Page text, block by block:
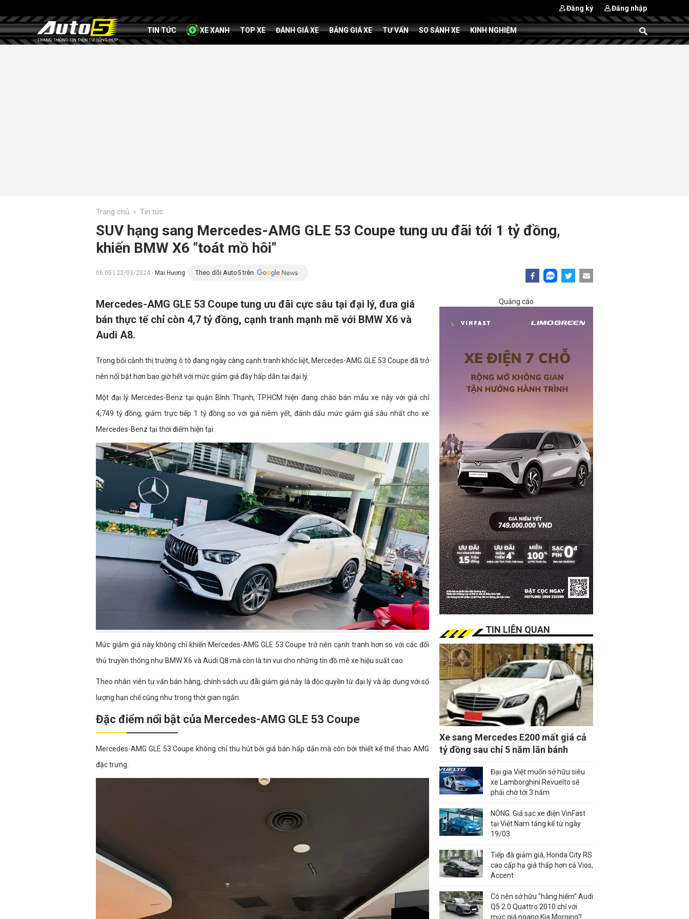
Đăng ký Đăng nhập
TIN TỨC XE XANH TOP XE ĐÁNH GIÁ XE BẢNG GIÁ XE TƯ VẤN SO SÁNH XE KINH NGHIỆM
Trang chủ › Tin tức
SUV hạng sang Mercedes-AMG GLE 53 Coupe tung ưu đãi tới 1 tỷ đồng,
khiến BMW X6 "toát mồ hôi"
06:05 | 22/03/2024 - Mai Hương Theo dõi Auto5 trên
Mercedes-AMG GLE 53 Coupe tung ưu đãi cực sâu tại đại lý, đưa giá
bán thực tế chỉ còn 4,7 tỷ đồng, cạnh tranh mạnh mẽ với BMW X6 và
Audi A8.
Trong bối cảnh thị trường ô tô đang ngày càng cạnh tranh khốc liệt, Mercedes-AMG GLE 53 Coupe đã trở
nên nổi bật hơn bao giờ hết với mức giảm giá đầy hấp dẫn tại đại lý.
Một đại lý Mercedes-Benz tại quận Bình Thạnh, TP.HCM hiện đang chào bán mẫu xe này với giá chỉ
4,749 tỷ đồng, giảm trực tiếp 1 tỷ đồng so với giá niêm yết, đánh dấu mức giảm giá sâu nhất cho xe
Mercedes-Benz tại thời điểm hiện tại.
Mức giảm giá này không chỉ khiến Mercedes-AMG GLE 53 Coupe trở nên cạnh tranh hơn so với các đối
thủ truyền thống như BMW X6 và Audi Q8 mà còn là tin vui cho những tín đồ mê xe hiệu suất cao.
Theo nhân viên tư vấn bán hàng, chính sách ưu đãi giảm giá này là độc quyền từ đại lý và áp dụng với số
lượng hạn chế cũng như trong thời gian ngắn.
Đặc điểm nổi bật của Mercedes-AMG GLE 53 Coupe
Mercedes-AMG GLE 53 Coupe không chỉ thu hút bởi giá bán hấp dẫn mà còn bởi thiết kế thể thao AMG
đặc trưng.
Quảng cáo
TIN LIÊN QUAN
Xe sang Mercedes E200 mất giá cả
tỷ đồng sau chỉ 5 năm lăn bánh
Đại gia Việt muốn sở hữu siêu
xe Lamborghini Revuelto sẽ
phải chờ tới 3 năm
NÓNG: Giá sạc xe điện VinFast
tại Việt Nam tăng kể từ ngày
19/03
Tiếp đà giảm giá, Honda City RS
cao cấp hạ giá thấp hơn cả Vios,
Accent
Có nên sở hữu "hàng hiếm" Audi
Q5 2.0 Quattro 2010 chỉ với
mức giá ngang Kia Morning?